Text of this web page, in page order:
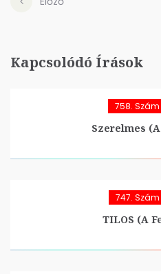
Kapcsolódó Írások
758. Szám
Szerelmes
747. Szám
TILOS (A